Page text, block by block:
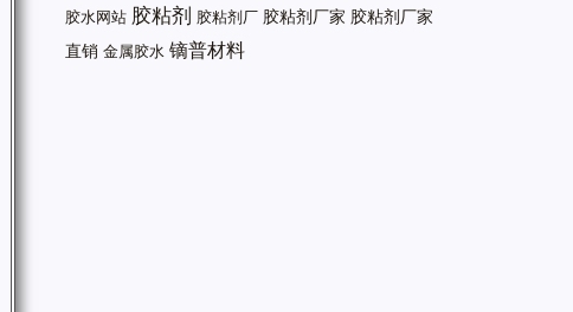
胶水网站 胶粘剂 胶粘剂厂 胶粘剂厂家 胶粘剂厂家
直销 金属胶水 镝普材料